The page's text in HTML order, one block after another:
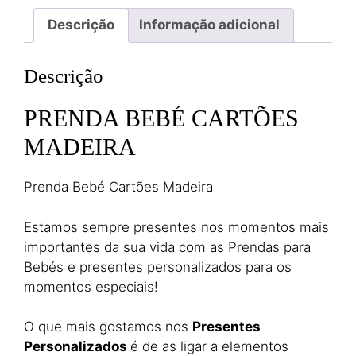
Descrição Informação adicional
Descrição
PRENDA BEBÉ CARTÕES
MADEIRA
Prenda Bebé Cartões Madeira
Estamos sempre presentes nos momentos mais
importantes da sua vida com as Prendas para
Bebés e presentes personalizados para os
momentos especiais!
O que mais gostamos nos Presentes
Personalizados é de as ligar a elementos